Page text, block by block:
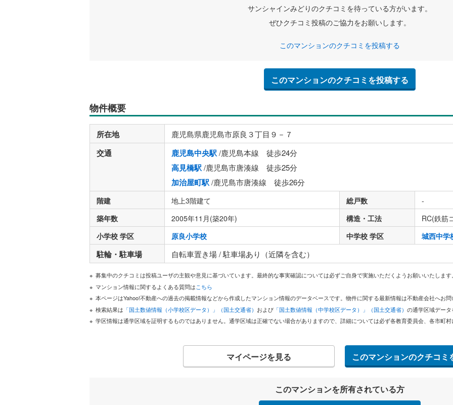
サンシャインみどりのクチコミを待っている方がいます。
ぜひクチコミ投稿のご協力をお願いします。
このマンションのクチコミを投稿する
このマンションのクチコミを投稿する
物件概要
所在地 鹿児島県鹿児島市原良３丁目９－７
交通 鹿児島中央駅/鹿児島本線 徒歩24分
高見橋駅/鹿児島市唐湊線 徒歩25分
加治屋町駅/鹿児島市唐湊線 徒歩26分
階建 地上3階建て 総戸数
-
築年数
2005年11月(築20年) 構造・工法
RC(鉄筋
小学校 学区
原良小学校 中学校 学区 城西中学
駐輪・駐車場 自転車置き場 / 駐車場あり（近隣を含む）
募集中のクチコミは投稿ユーザの主観や意見に基づいています。最終的な事実確認については必ずご自身で実施いただくようお願いいたします。
マンション情報に関するよくある質問はこちら
本ページはYahoo!不動産への過去の掲載情報などから作成したマンション情報のデータベースです。物件に関する最新情報は不動産会社へお問
検索結果は 「国土数値情報（小学校区データ）」（国土交通省） および 「国土数値情報（中学校区データ）」（国土交通省） の通学区域データ
学区情報は通学区域を証明するものではありません。通学区域は正確でない場合がありますので、詳細については必ず各教育委員会、各市町村
マイページを見る このマンションのクチコミ
このマンションを所有されている方